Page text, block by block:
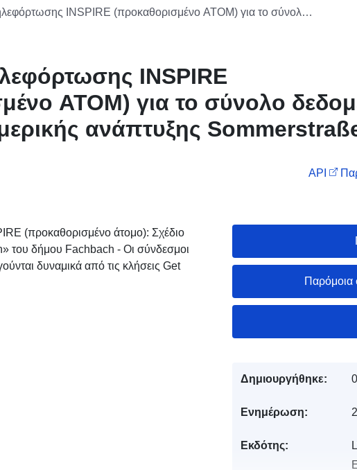
Υπηρεσία τηλεφόρτωσης INSPIRE (προκαθορισμένο ATOM) για το σύνολο δεδομένων του σχεδίου μερικής ανάπτυξης Sommerstraße
INSPIRE
ATOM) για το σύνολο
ανάπτυξης
API
(προκαθορισμένο άτομο): Σχέδιο
του δήμου Fachbach - Οι σύνδεσμοι
δυναμικά από τις κλήσεις Get
Παρόμοια
Δημιουργήθηκε:
Ενημέρωση:
Εκδότης: